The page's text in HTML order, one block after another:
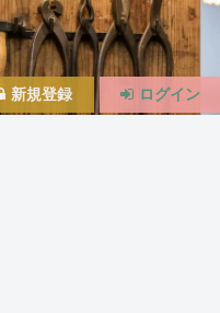
新規登録 ログイン